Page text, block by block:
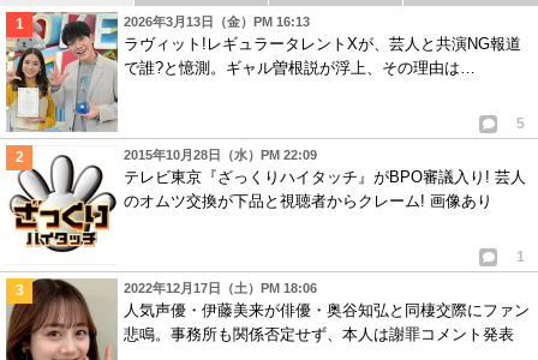
2026年3月13日（金）PM 16:13
ラヴィット!レギュラータレントXが、芸人と共演NG報道
で誰?と憶測。ギャル曽根説が浮上、その理由は…
5
2015年10月28日（水）PM 22:09
テレビ東京『ざっくりハイタッチ』がBPO審議入り! 芸人
のオムツ交換が下品と視聴者からクレーム! 画像あり
1
2022年12月17日（土）PM 18:06
人気声優・伊藤美来が俳優・奥谷知弘と同棲交際にファン
悲鳴。事務所も関係否定せず、本人は謝罪コメント発表